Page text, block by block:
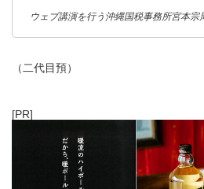
ウェブ講演を行う沖縄国税事務所宮本
（二代目預）
[PR]